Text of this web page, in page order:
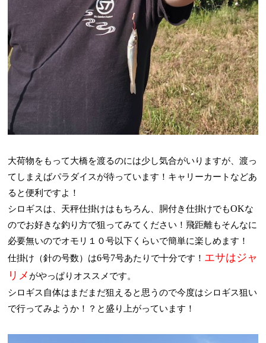
大荷物をもって大橋を渡るのには少し気合がいりますが、渡っ
てしまえばパラダイスが待っています！キャリーカートなどあ
ると便利ですよ！
シロギスは、天秤仕掛けはもちろん、胴付き仕掛けでもOKな
のでお好きな釣り方で狙ってみてください！飛距離もそんなに
必要無いのでオモリ１０号以下くらいで簡単に楽しめます！
仕掛け（針の号数）は6号7号あたりで十分です！ エサはジャ
リメ がやっぱりオススメです。
シロギス自体はまだまだ狙えると思うので今度はシロギス狙い
で行ってみようか！？と盛り上がっています！